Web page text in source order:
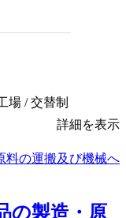
場 / 交替制
詳細を表示
の製造・原